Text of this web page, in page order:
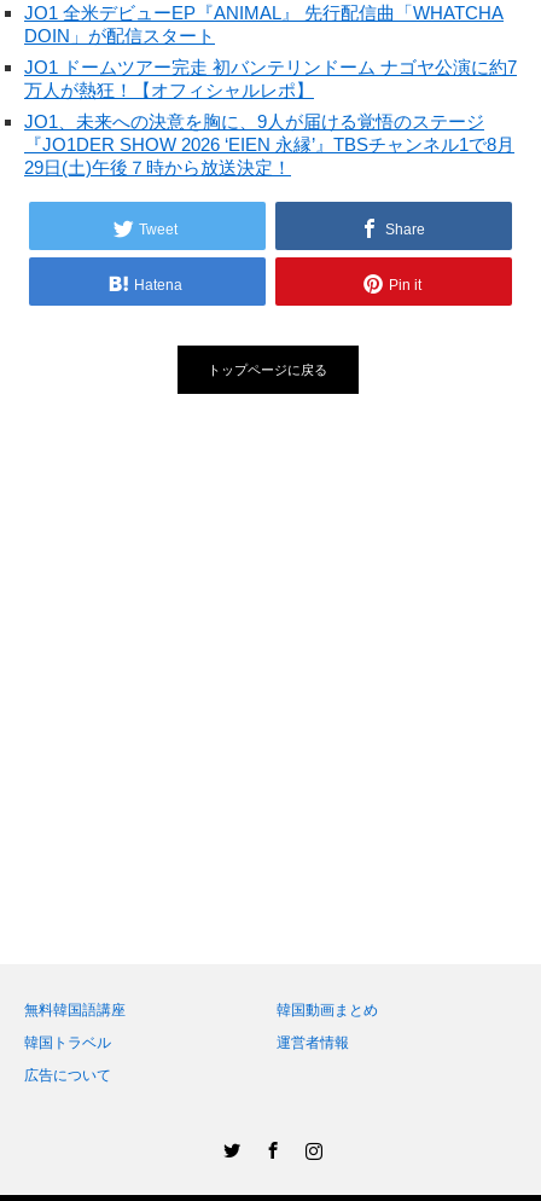
JO1 全米デビューEP『ANIMAL』 先行配信曲「WHATCHA
DOIN」が配信スタート
JO1 ドームツアー完走 初バンテリンドーム ナゴヤ公演に約7
万人が熱狂！【オフィシャルレポ】
JO1、未来への決意を胸に、9人が届ける覚悟のステージ
『JO1DER SHOW 2026 ‘EIEN 永縁’』TBSチャンネル1で8月
29日(土)午後７時から放送決定！
Tweet Share
Hatena Pin it
トップページに戻る
無料韓国語講座
韓国動画まとめ
韓国トラベル
運営者情報
広告について